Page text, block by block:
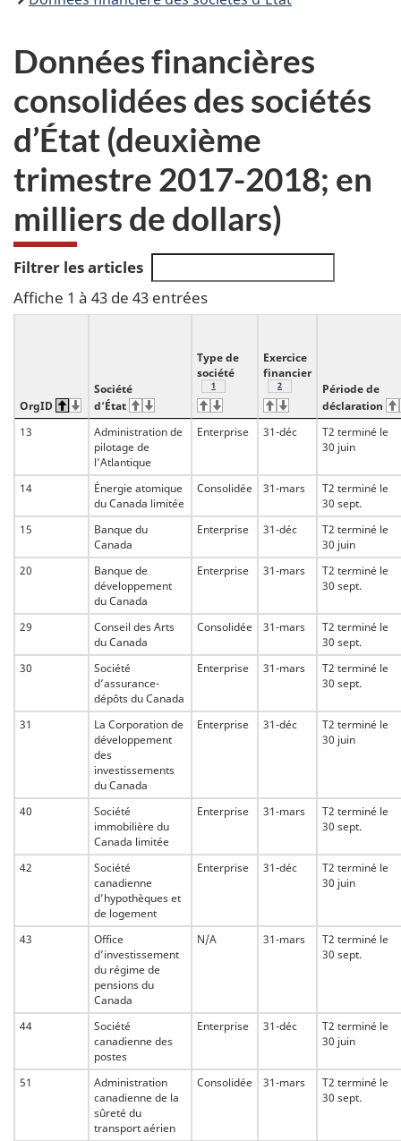
Données financières
consolidées des sociétés
d’État (deuxième
trimestre 2017-2018; en
milliers de dollars)
Filtrer les articles
Affiche 1 à 43 de 43 entrées
OrgID
Société
d’État
Type de
société
Note
1
Exercice
financier
Note
2 du tableau 1Période de
déclaration
13
Administration de
pilotage de
l’Atlantique
Enterprise 31-déc
T2 terminé le
30 juin
14
Énergie atomique
du Canada limitée
Consolidée 31-mars
T2 terminé le
30 sept.
15
Banque du
Canada
Enterprise 31-déc
T2 terminé le
30 juin
20
Banque de
développement
du Canada
Enterprise 31-mars
T2 terminé le
30 sept.
29
Conseil des Arts
du Canada
Consolidée 31-mars
T2 terminé le
30 sept.
30
Société
d’assurance-
dépôts du Canada
Enterprise 31-mars
T2 terminé le
30 sept.
31
La Corporation de
développement
des
investissements
du Canada
Enterprise 31-déc
T2 terminé le
30 juin
40
Société
immobilière du
Canada limitée
Enterprise 31-mars
T2 terminé le
30 sept.
42
Société
canadienne
d’hypothèques et
de logement
Enterprise 31-déc
T2 terminé le
30 juin
43
Office
d’investissement
du régime de
pensions du
Canada
N/A 31-mars
T2 terminé le
30 sept.
44
Société
canadienne des
postes
Enterprise 31-déc
T2 terminé le
30 juin
51
Administration
canadienne de la
sûreté du
transport aérien
Consolidée 31-mars
T2 terminé le
30 sept.